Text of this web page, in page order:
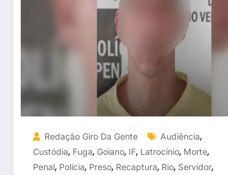
Redação Giro Da Gente Audiência,
Custódia, Fuga, Goiano, IF, Latrocínio, Morte,
Penal, Polícia, Preso, Recaptura, Rio, Servidor,